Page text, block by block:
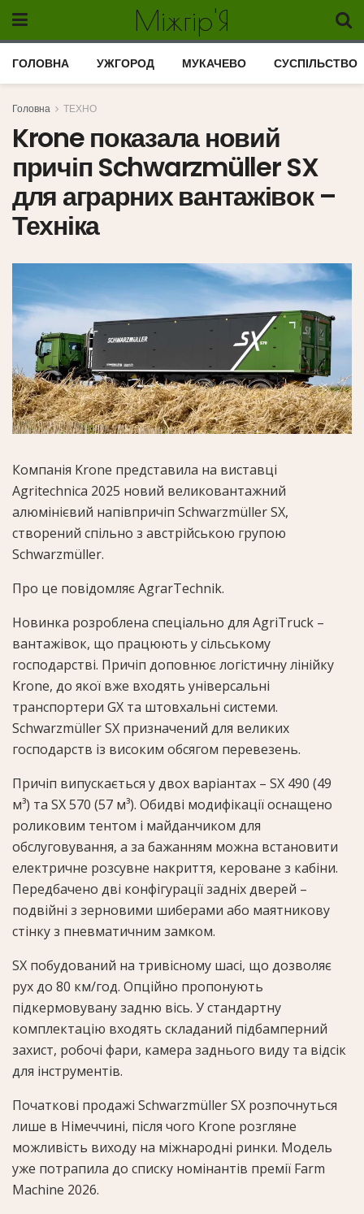
Міжгір'Я
ГОЛОВНА УЖГОРОД МУКАЧЕВО СУСПІЛЬСТВО
Головна ТЕХНО
Krone показала новий
причіп Schwarzmüller SX
для аграрних вантажівок –
Техніка
Компанія Krone представила на виставці
Agritechnica 2025 новий великовантажний
алюмінієвий напівпричіп Schwarzmüller SX,
створений спільно з австрійською групою
Schwarzmüller.
Про це повідомляє AgrarTechnik.
Новинка розроблена спеціально для AgriTruck –
вантажівок, що працюють у сільському
господарстві. Причіп доповнює логістичну лінійку
Krone, до якої вже входять універсальні
транспортери GX та штовхальні системи.
Schwarzmüller SX призначений для великих
господарств із високим обсягом перевезень.
Причіп випускається у двох варіантах – SX 490 (49
м³) та SX 570 (57 м³). Обидві модифікації оснащено
роликовим тентом і майданчиком для
обслуговування, а за бажанням можна встановити
електричне розсувне накриття, кероване з кабіни.
Передбачено дві конфігурації задніх дверей –
подвійні з зерновими шиберами або маятникову
стінку з пневматичним замком.
SX побудований на тривісному шасі, що дозволяє
рух до 80 км/год. Опційно пропонують
підкермовувану задню вісь. У стандартну
комплектацію входять складаний підбамперний
захист, робочі фари, камера заднього виду та відсік
для інструментів.
Початкові продажі Schwarzmüller SX розпочнуться
лише в Німеччині, після чого Krone розгляне
можливість виходу на міжнародні ринки. Модель
уже потрапила до списку номінантів премії Farm
Machine 2026.